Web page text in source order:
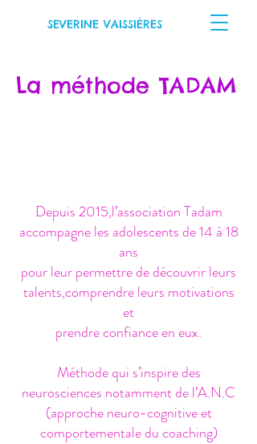
SEVERINE VAISSIÈRES
La méthode TADAM
Depuis 2015,l’association Tadam
accompagne les adolescents de 14 à 18
ans
pour leur permettre de découvrir leurs
talents,comprendre leurs motivations
et
prendre confiance en eux.
Méthode qui s’inspire des
neurosciences notamment de l’A.N.C
(approcheneuro-cognitive et
comportementale du coaching)